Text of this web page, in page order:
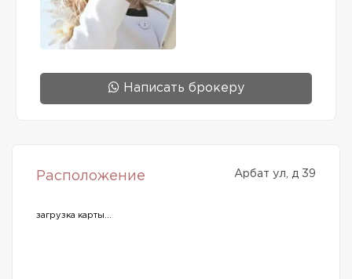
Написать брокеру
Расположение Арбат ул, д 39
загрузка карты...